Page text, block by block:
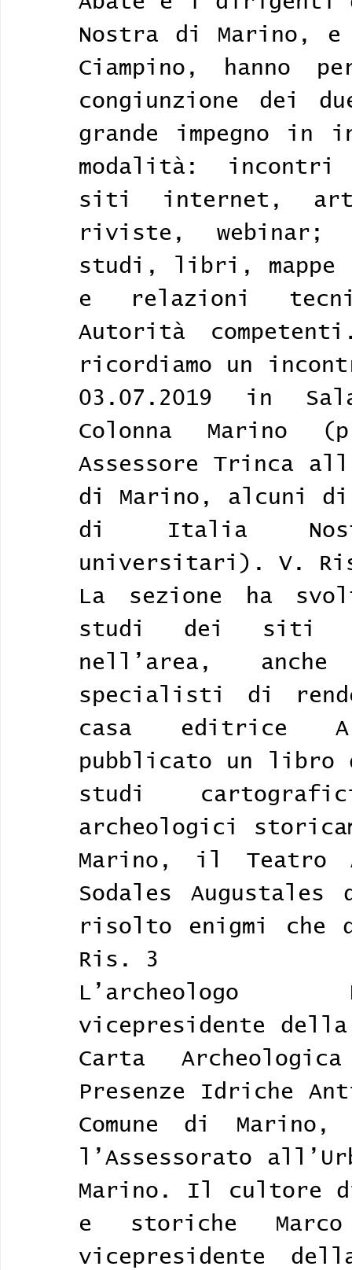
Nostra di Marino, e
Ciampino, hanno
congiunzione dei
grande impegno in
modalità: incontri
siti internet,
riviste, webinar;
studi, libri, mappe
e relazioni
Autorità
ricordiamo un
03.07.2019 in
Colonna Marino
Assessore Trinca
di Marino, alcuni
di Italia
universitari). V.
La sezione ha
studi dei siti
nell’area,
specialisti di
casa editrice
pubblicato un libro
studi
archeologici
Marino, il Teatro
Sodales
risolto enigmi che
Ris. 3
L’archeologo
vicepresidente
Carta
Presenze Idriche
Comune di
l’Assessorato
Marino. Il cultore
e storiche
vicepresidente